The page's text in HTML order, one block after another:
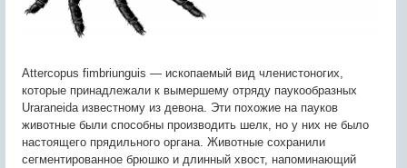
Attercopus fimbriunguis — ископаемый вид членистоногих,
которые принадлежали к вымершему отряду паукообразных
Uraraneida известному из девона. Эти похожие на пауков
животные были способны производить шелк, но у них не было
настоящего прядильного органа. Животные сохранили
сегментированное брюшко и длинный хвост, напоминающий